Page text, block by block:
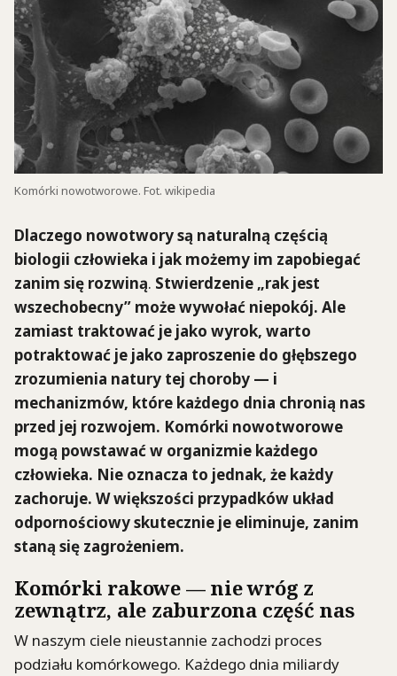
Komórki nowotworowe. Fot. wikipedia
Dlaczego nowotwory są naturalną częścią
biologii człowieka i jak możemy im zapobiegać
zanim się rozwiną. Stwierdzenie „rak jest
wszechobecny” może wywołać niepokój. Ale
zamiast traktować je jako wyrok, warto
potraktować je jako zaproszenie do głębszego
zrozumienia natury tej choroby — i
mechanizmów, które każdego dnia chronią nas
przed jej rozwojem. Komórki nowotworowe
mogą powstawać w organizmie każdego
człowieka. Nie oznacza to jednak, że każdy
zachoruje. W większości przypadków układ
odpornościowy skutecznie je eliminuje, zanim
staną się zagrożeniem.
Komórki rakowe — nie wróg z
zewnątrz, ale zaburzona część nas
W naszym ciele nieustannie zachodzi proces
podziału komórkowego. Każdego dnia miliardy